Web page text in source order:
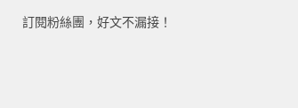
訂閱粉絲團，好文不漏接！